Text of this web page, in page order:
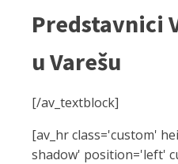
Predstavnici
u Varešu
[/av_textblock]
[av_hr class='custom'
shadow' position='left'